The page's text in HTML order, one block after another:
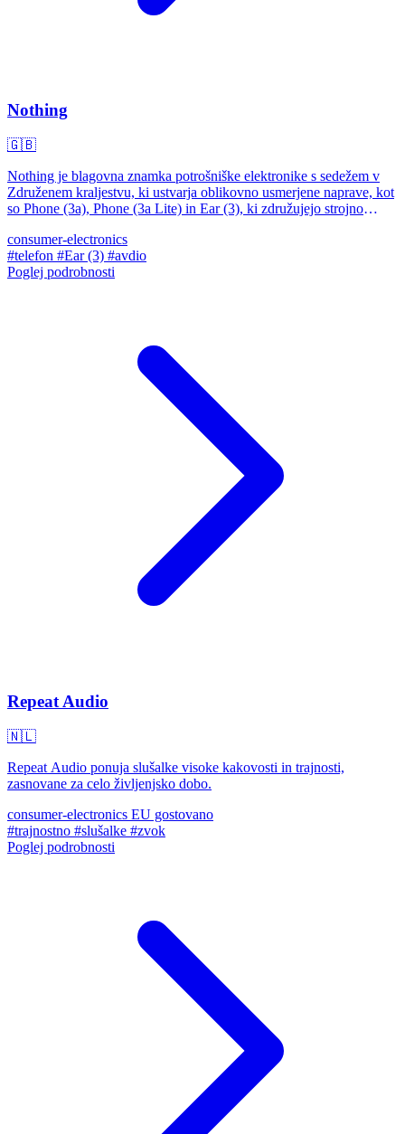
Nothing
🇬🇧
Nothing je blagovna znamka potrošniške elektronike s sedežem v
Združenem kraljestvu, ki ustvarja oblikovno usmerjene naprave, kot
so Phone (3a), Phone (3a Lite) in Ear (3), ki združujejo strojno
consumer-electronics
#telefon #Ear (3) #avdio
Poglej podrobnosti
Repeat Audio
🇳🇱
Repeat Audio ponuja slušalke visoke kakovosti in trajnosti,
zasnovane za celo življenjsko dobo.
consumer-electronics EU gostovano
#trajnostno #slušalke #zvok
Poglej podrobnosti